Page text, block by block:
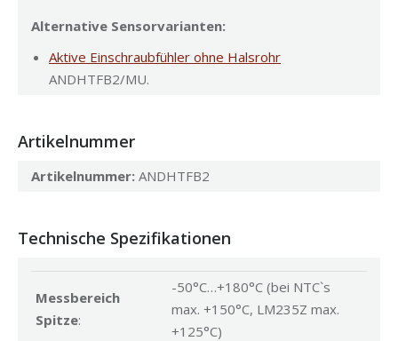
Alternative Sensorvarianten:
Aktive Einschraubfühler ohne Halsrohr
ANDHTFB2/MU.
Artikelnummer
Artikelnummer: ANDHTFB2
Technische Spezifikationen
Messbereich
Spitze:
-50°C…+180°C (bei NTC`s
max. +150°C, LM235Z max.
+125°C)